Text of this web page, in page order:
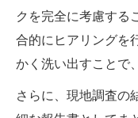
クを完全に考慮する
合的にヒアリングを
かく洗い出すことで
さらに、現地調査の